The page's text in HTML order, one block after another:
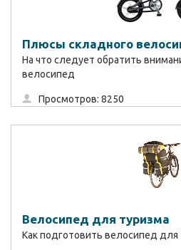
Плюсы складного
На что следует обратить
велосипед
Просмотров: 8250
Велосипед для туризма
Как подготовить велосипед для